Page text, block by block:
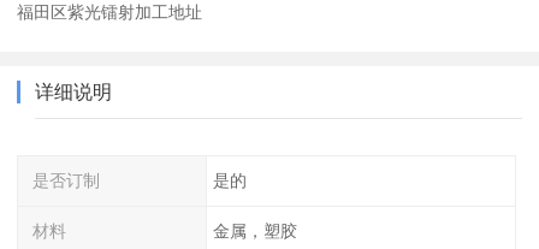
福田区紫光镭射加工地址
详细说明
是否订制 是的
材料 金属，塑胶